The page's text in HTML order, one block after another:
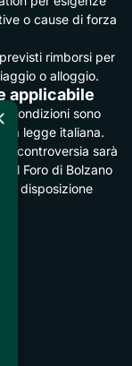
o cause di forza
rimborsi per
o alloggio.
applicabile
Condizioni sono
legge italiana.
controversia sarà
il Foro di Bolzano
disposizione